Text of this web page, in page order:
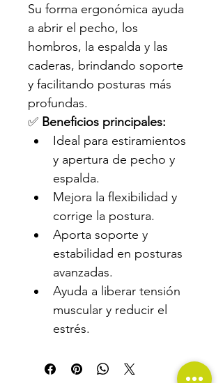
Su forma ergonómica ayuda
a abrir el pecho, los
hombros, la espalda y las
caderas, brindando soporte
y facilitando posturas más
profundas.
✅ Beneficios principales:
Ideal para estiramientos
y apertura de pecho y
espalda.
Mejora la flexibilidad y
corrige la postura.
Aporta soporte y
estabilidad en posturas
avanzadas.
Ayuda a liberar tensión
muscular y reducir el
estrés.